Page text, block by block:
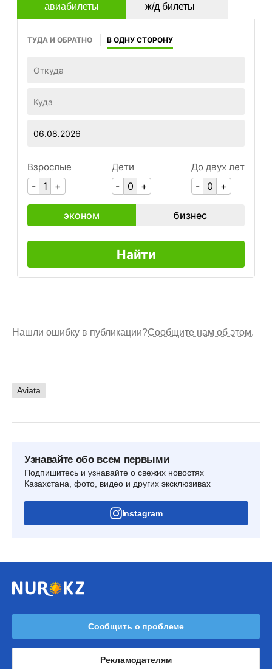
Нашли ошибку в публикации?Сообщите нам об этом.
Aviata
Узнавайте обо всем первыми
Подпишитесь и узнавайте о свежих новостях
Казахстана, фото, видео и других эксклюзивах
Instagram
Сообщить о проблеме
Рекламодателям